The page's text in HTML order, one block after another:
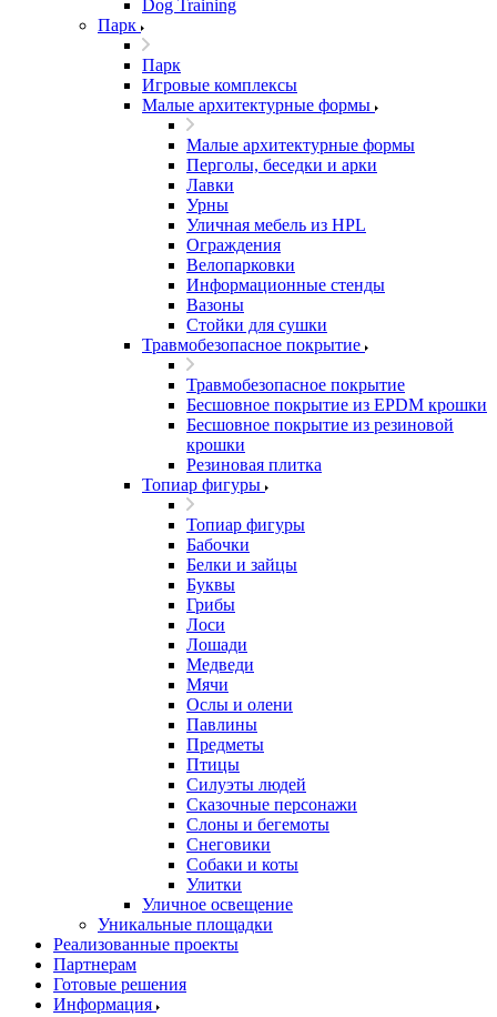
Dog Training
Парк
Парк
Игровые комплексы
Малые архитектурные формы
Малые архитектурные формы
Перголы, беседки и арки
Лавки
Урны
Уличная мебель из HPL
Ограждения
Велопарковки
Информационные стенды
Вазоны
Стойки для сушки
Травмобезопасное покрытие
Травмобезопасное покрытие
Бесшовное покрытие из EPDM крошки
Бесшовное покрытие из резиновой
крошки
Резиновая плитка
Топиар фигуры
Топиар фигуры
Бабочки
Белки и зайцы
Буквы
Грибы
Лоси
Лошади
Медведи
Мячи
Ослы и олени
Павлины
Предметы
Птицы
Силуэты людей
Сказочные персонажи
Слоны и бегемоты
Снеговики
Собаки и коты
Улитки
Уличное освещение
Уникальные площадки
Реализованные проекты
Партнерам
Готовые решения
Информация